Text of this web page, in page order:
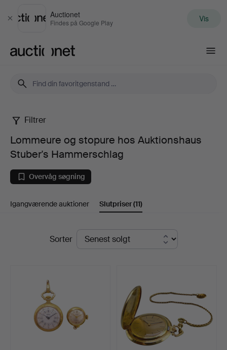
Luk
Auctionet
Findes på Google Play Vis
Lommeure
og
stopure
hos
Stuber's
Filtrer
Lommeure og stopure hos Auktionshaus
Stuber's Hammerschlag
Overvåg søgning
Igangværende auktioner Slutpriser(11)
SlutpriserSorter